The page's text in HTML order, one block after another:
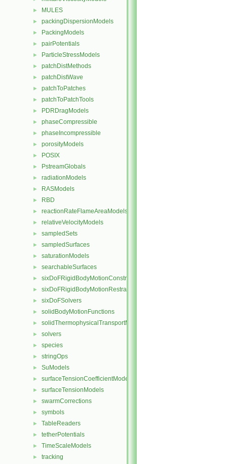
► MULES
► packingDispersionModels
► PackingModels
► pairPotentials
► ParticleStressModels
► patchDistMethods
► patchDistWave
► patchToPatches
► patchToPatchTools
► PDRDragModels
► phaseCompressible
► phaseIncompressible
► porosityModels
► POSIX
► PstreamGlobals
► radiationModels
► RASModels
► RBD
► reactionRateFlameAreaModels
► relativeVelocityModels
► sampledSets
► sampledSurfaces
► saturationModels
► searchableSurfaces
► sixDoFRigidBodyMotionConstraints
► sixDoFRigidBodyMotionRestraints
► sixDoFSolvers
► solidBodyMotionFunctions
► solidThermophysicalTransportModels
► solvers
► species
► stringOps
► SuModels
► surfaceTensionCoefficientModels
► surfaceTensionModels
► swarmCorrections
► symbols
► TableReaders
► tetherPotentials
► TimeScaleModels
► tracking